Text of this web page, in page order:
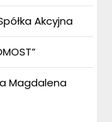
Akcyjna
Magdalena